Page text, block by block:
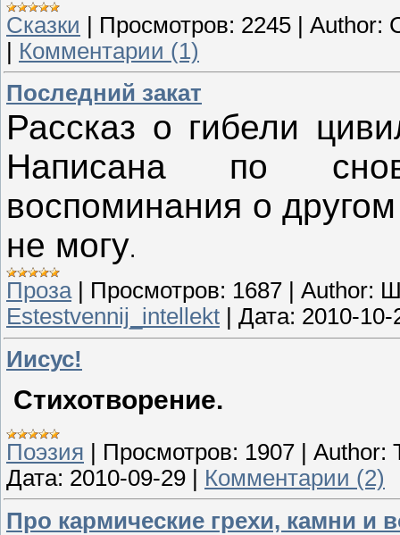
Сказки | Просмотров: 2245 | Author:
| Комментарии (1)
Последний закат
Рассказ о гибели
Написана по
воспоминания о
не могу.
Проза| Просмотров: 1687 Author:
Estestvennij_intellekt
Дата: 2010-10-
Иисус!
Стихотворение.
Поэзия Просмотров: 1907 Author:
Дата: 2010-09-29
Комментарии (2)
Про кармические грехи, камни